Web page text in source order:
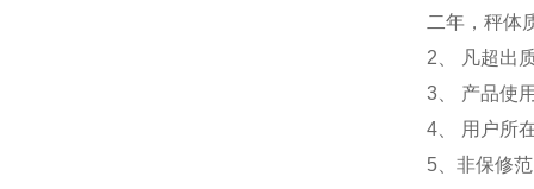
二年，秤体
2、 凡超出
3、 产品使
4、 用户所
5、非保修